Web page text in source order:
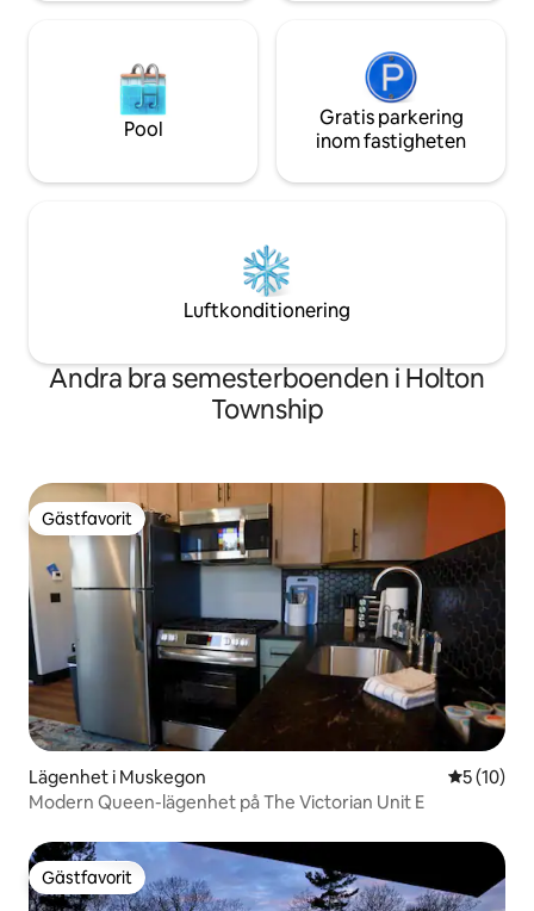
Pool
Gratis parkering
inom fastigheten
Luftkonditionering
Andra bra semesterboenden i Holton
Township
Gästfavorit
Gästfavorit
Lägenhet i Muskegon 5 av 5 i
5 (10)
Modern Queen-lägenhet på The Victorian Unit E
Gästfavorit
Gästfavorit